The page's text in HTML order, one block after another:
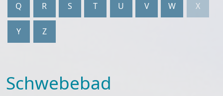
Q R S T U V W X
Y Z
Schwebebad